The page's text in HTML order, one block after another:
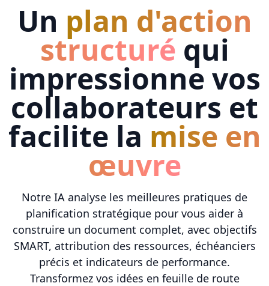
Un plan d'action
structuré qui
impressionne vos
collaborateurs et
facilite la mise en
œuvre
Notre IA analyse les meilleures pratiques de
planification stratégique pour vous aider à
construire un document complet, avec objectifs
SMART, attribution des ressources, échéanciers
précis et indicateurs de performance.
Transformez vos idées en feuille de route